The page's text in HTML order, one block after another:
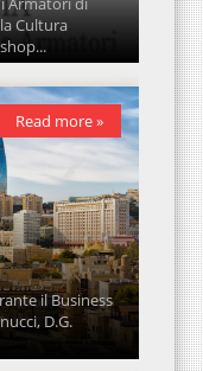
Cultura
il Business
D.G.
Read more »